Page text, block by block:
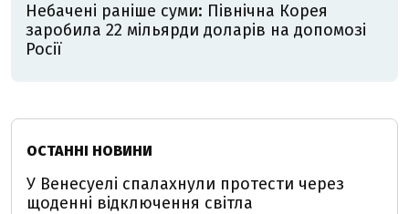
Небачені раніше суми: Північна Корея
заробила 22 мільярди доларів на допомозі
Росії
ОСТАННІ НОВИНИ
У Венесуелі спалахнули протести через
щоденні відключення світла